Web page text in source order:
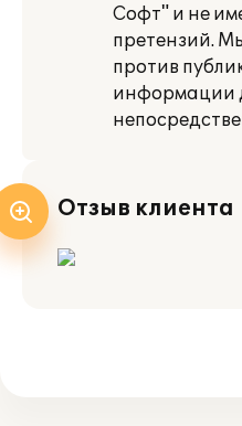
Софт" и не
претензий.
против
информации
Отзыв клиента